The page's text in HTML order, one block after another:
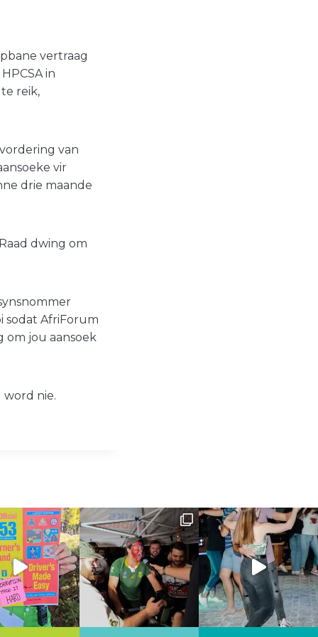
vertraag
in
reik,
van
vir
drie maande
dwing om
sodat AfriForum
om jou aansoek
nie.